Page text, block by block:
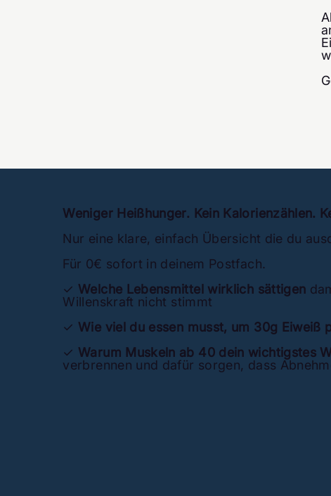
Weniger Heißhunger. Kein Kalorienzählen.
Nur eine klare, einfach Übersicht die du
Für 0€ sofort in deinem Postfach.
✓ Welche Lebensmittel wirklich sättigen
Willenskraft nicht stimmt
✓Wie viel du essen musst, um 30g Eiweiß
✓Warum Muskeln ab 40 dein wichtigstes
verbrennen und dafür sorgen, dass